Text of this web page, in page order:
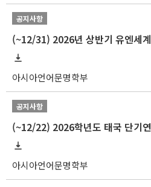
공지사항
아시아언어문명학부
공지사항
(~12/22) 2026학년도 태국 단기
아시아언어문명학부